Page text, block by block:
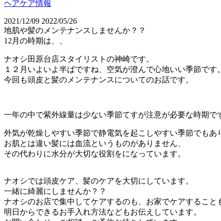
ヘアケア情報
2021/12/09 2022/05/26
地肌や髪のメンテナンスしませんか？？
12月の時期は、、
ナオシ田原台店スタイリストの神崎です。
１２月いよいよ半ばですね、空気が澄んで心地いい季節です。
今回も頭皮と髪のメンテナンスについてのお話です。
一年の中で紫外線量は少ない季節てすが注意が必要な時期で
外気が乾燥しやすい季節で静電気を起こしやすい季節でもあ
お肌とは違い髪には血流というものがありません、
その代わりに水分が大切な役割をになっています。
ナオシでは頭皮ケア、髪のケアを大切にしています。
一緒に綺麗にしませんか？？
ナオシのお店で集中してケアするのも、お家でケアすること
明日からできるお手入れ方法などもお伝えしています。